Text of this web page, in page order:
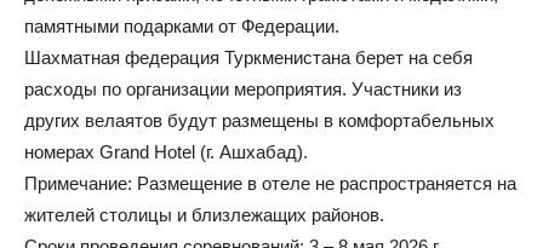
памятными подарками от Федерации.
Шахматная федерация Туркменистана берет на себя
расходы по организации мероприятия. Участники из
других велаятов будут размещены в комфортабельных
номерах Grand Hotel (г. Ашхабад).
Примечание: Размещение в отеле не распространяется на
жителей столицы и близлежащих районов.